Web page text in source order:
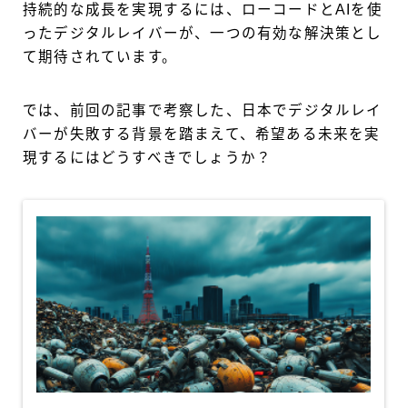
持続的な成長を実現するには、ローコードとAIを使
ったデジタルレイバーが、一つの有効な解決策とし
て期待されています。
では、前回の記事で考察した、日本でデジタルレイ
バーが失敗する背景を踏まえて、希望ある未来を実
現するにはどうすべきでしょうか？